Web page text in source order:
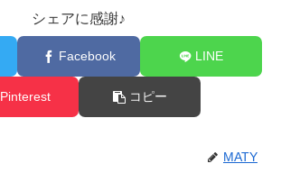
シェアに感謝♪
Facebook LINE
Pinterest コピー
MATY